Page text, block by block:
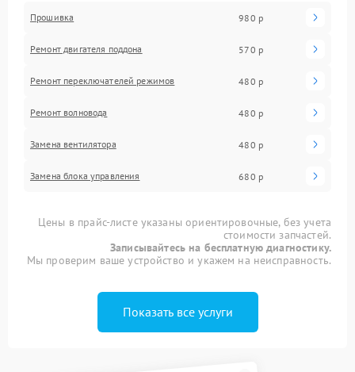
Прошивка 980 р
Ремонт двигателя поддона 570 р
Ремонт переключателей режимов 480 р
Ремонт волновода 480 р
Замена вентилятора 480 р
Замена блока управления 680 р
Цены в прайс-листе указаны ориентировочные, без учета
стоимости запчастей.
Записывайтесь на бесплатную диагностику.
Мы проверим ваше устройство и укажем на неисправность.
Показать все услуги